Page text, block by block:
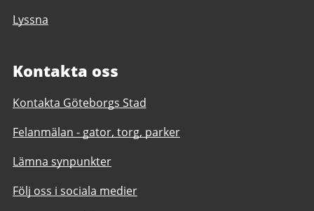
Lyssna
Kontakta oss
Kontakta Göteborgs Stad
Felanmälan - gator, torg, parker
Lämna synpunkter
Följ oss i sociala medier